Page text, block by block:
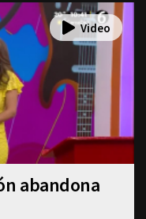
abandona